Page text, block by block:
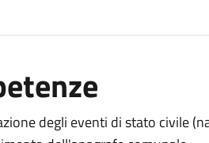
degli eventi di stato civile